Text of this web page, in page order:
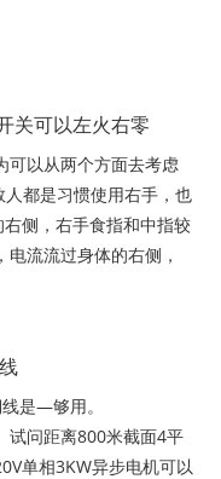
关可以左火右零
以从两个方面去考虑
都是习惯使用右手，也
侧，右手食指和中指较
流流过身体的右侧，
洲铜线是—够用。
试问距离800米截面4平
单相3KW异步电机可以